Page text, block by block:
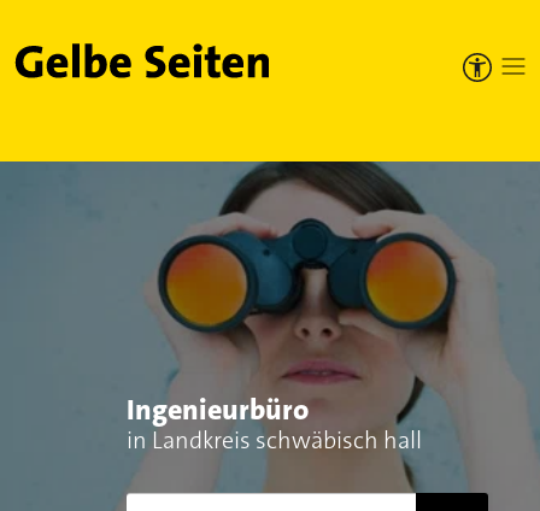
Gelbe Seiten
Ingenieurbüro
in Landkreis schwäbisch hall